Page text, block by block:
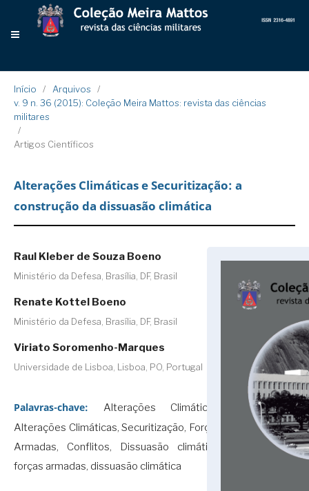
Início / Arquivos
/
v. 9 n. 36 (2015): Coleção Meira Mattos: revista das ciências
militares
/
Artigos Científicos
Alterações Climáticas e Securitização: a
construção da dissuasão climática
Raul Kleber de Souza Boeno
Ministério da Defesa, Brasília, DF, Brasil
Renate Kottel Boeno
Ministério da Defesa, Brasília, DF, Brasil
Viriato Soromenho-Marques
Universidade de Lisboa, Lisboa, PO, Portugal
Palavras-chave: Alterações Climáticas,
Alterações Climáticas, Securitização, Forças
Armadas, Conflitos, Dissuasão climática,
forças armadas, dissuasão climática